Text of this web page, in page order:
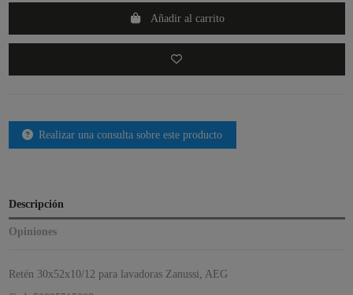
Añadir al carrito
Realizar una consulta sobre este producto
Descripción
Opiniones
Retén 30x52x10/12 para lavadoras Zanussi, AEG